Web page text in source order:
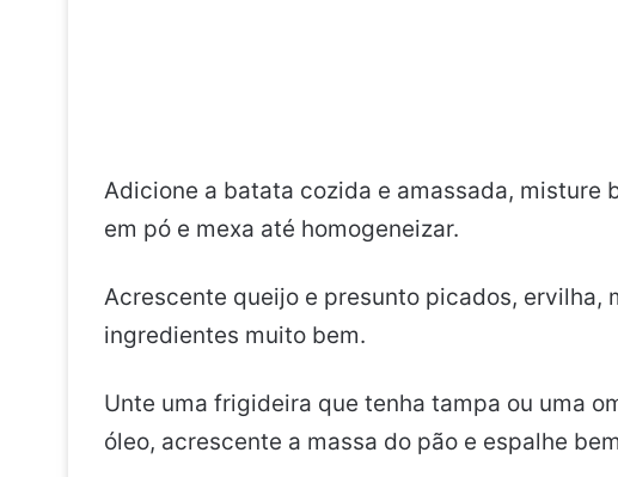
Adicione a batata cozida e amassada, misture
em pó e mexa até homogeneizar.
Acrescente queijo e presunto picados, ervilha,
ingredientes muito bem.
Unte uma frigideira que tenha tampa ou uma
óleo, acrescente a massa do pão e espalhe